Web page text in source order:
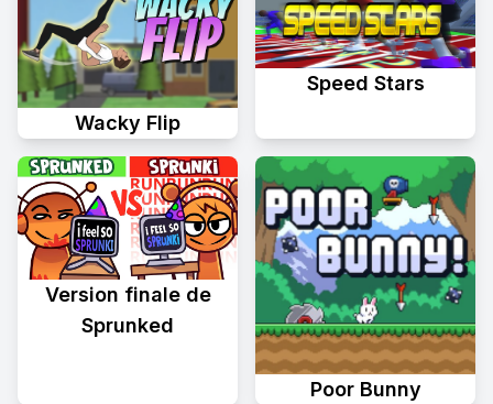
Wacky Flip
Speed Stars
Version finale de
Sprunked
Poor Bunny